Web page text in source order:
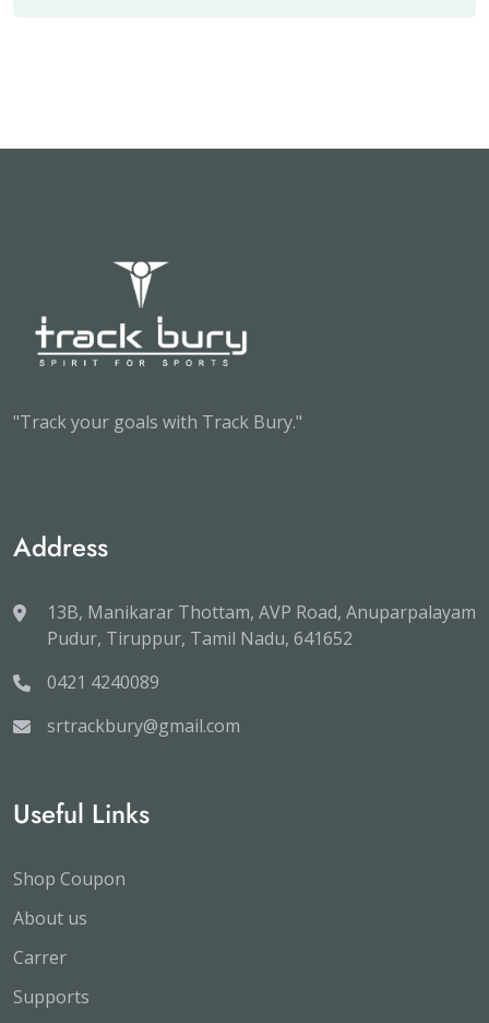
"Track your goals with Track Bury."
Address
13B, Manikarar Thottam, AVP Road, Anuparpalayam
Pudur, Tiruppur, Tamil Nadu, 641652
0421 4240089
srtrackbury@gmail.com
Useful Links
Shop Coupon
About us
Carrer
Supports